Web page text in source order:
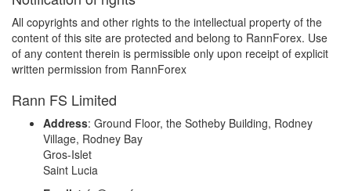
All copyrights and other rights to the intellectual property of the
content of this site are protected and belong to RannForex. Use
of any content therein is permissible only upon receipt of explicit
written permission from RannForex
Rann FS Limited
Address: Ground Floor, the Sotheby Building, Rodney
Village, Rodney Bay
Gros-Islet
Saint Lucia